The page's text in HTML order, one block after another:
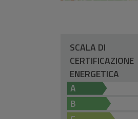
SCALA DI
CERTIFICAZIONE
ENERGETICA
A
B